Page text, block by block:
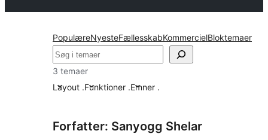
PopulæreNyesteFællesskabKommercielBloktemaer
Søg
3 temaer
Layout .Funktioner .Emner .
Forfatter: Sanyogg Shelar